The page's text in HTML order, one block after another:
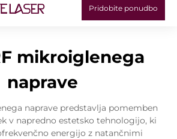
Pridobite ponudbo
mikroiglenega
naprave
naprave predstavlja pomemben
v napredno estetsko tehnologijo, ki
energijo z natančnimi